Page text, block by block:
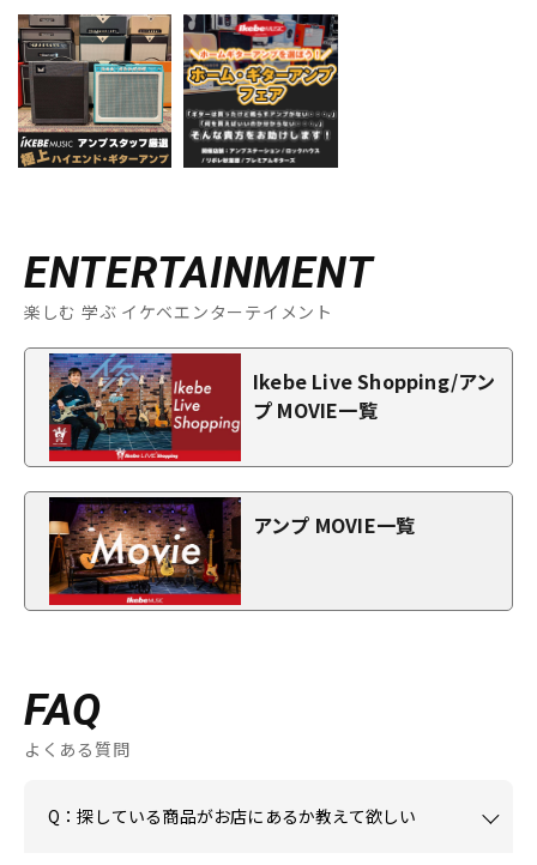
ENTERTAINMENT
楽しむ 学ぶ イケベエンターテイメント
Ikebe Live Shopping/アン
プ MOVIE一覧
アンプ MOVIE一覧
FAQ
よくある質問
Q：探している商品がお店にあるか教えて欲しい